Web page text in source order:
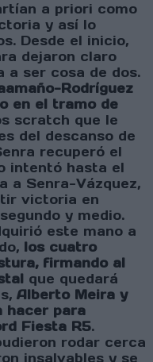
a priori como
y así lo
Desde el inicio,
dejaron claro
a ser cosa de dos.
Rodríguez
en el tramo de
scratch que le
del descanso de
recuperó el
intentó hasta el
a Senra-Vázquez,
victoria en
y medio.
este mano a
los cuatro
firmando al
que quedará
Alberto Meira y
hacer para
Fiesta R5.
rodar cerca
insalvables y se